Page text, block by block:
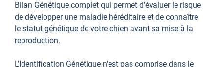
Bilan Génétique complet qui permet d’évaluer le risque
de développer une maladie héréditaire et de connaître
le statut génétique de votre chien avant sa mise à la
reproduction.
L’Identification Génétique n'est pas comprise dans le